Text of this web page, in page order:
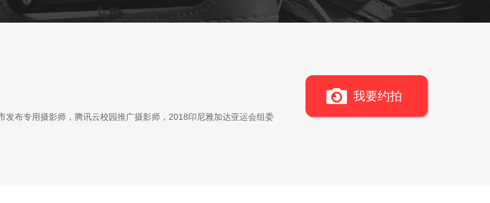
发布专用摄影师，腾讯云校园推广摄影师，2018印尼雅加达亚运会组委
我要约拍